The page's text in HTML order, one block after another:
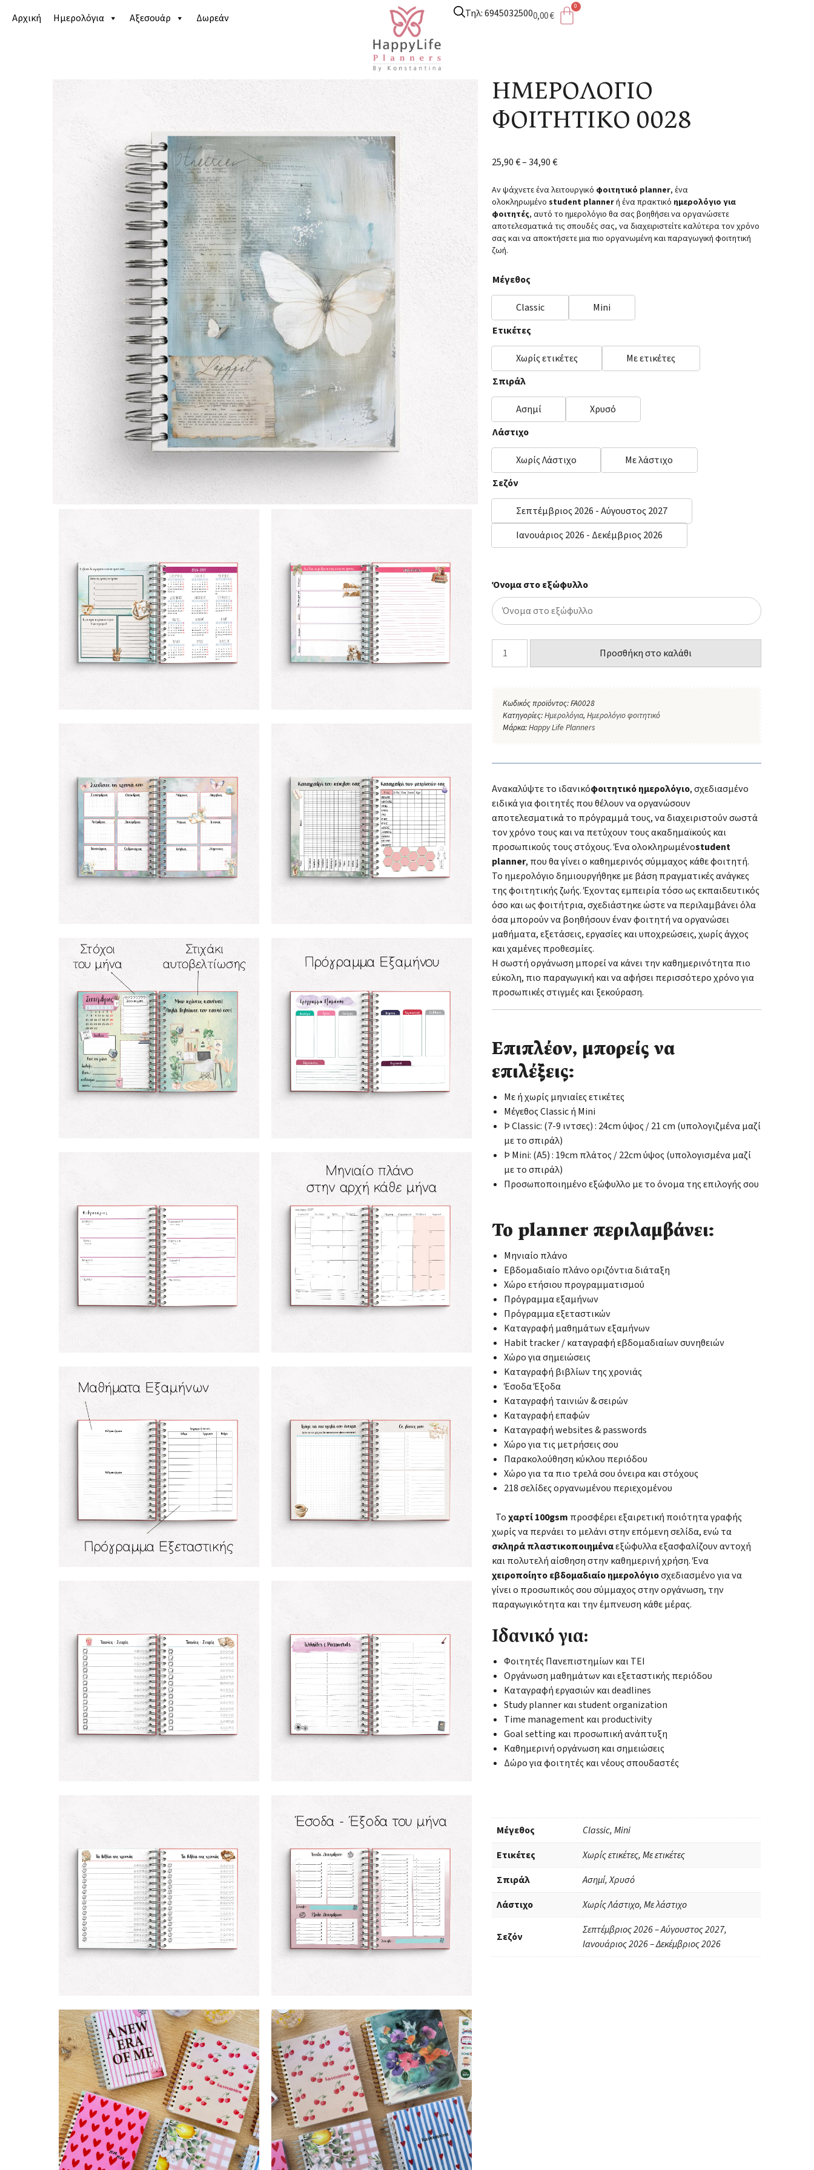
Αρχική Ημερολόγια Αξεσουάρ Δωρεάν Τηλ: 69450325000,00€
Ημερολόγιο φοιτητικό
ΗΜΕΡΟΛΟΓΙΟ
ΦΟΙΤΗΤΙΚΟ 0028
25,90€– 34,90€
Αν ψάχνετε ένα λειτουργικό φοιτητικό planner, ένα
ολοκληρωμένο student plannerή ένα πρακτικό ημερολόγιο για
φοιτητές, αυτό το ημερολόγιο θα σας βοηθήσει να οργανώσετε
αποτελεσματικά τις σπουδές σας, να διαχειριστείτε καλύτερα τον χρόνο
σας και να αποκτήσετε μια πιο οργανωμένη και παραγωγική φοιτητική
ζωή.
Μέγεθος
Classic
Mini
Ετικέτες
Χωρίς ετικέτες
Με ετικέτες
Σπιράλ
Ασημί
Χρυσό
Λάστιχο
Χωρίς Λάστιχο
Με λάστιχο
Σεζόν
Σεπτέμβριος 2026 - Αύγουστος 2027
Ιανουάριος 2026 - Δεκέμβριος 2026
Όνομα στο εξώφυλλο
Προσθήκη στο καλάθι
Κωδικός προϊόντος:FA0028
Κατηγορίες:Ημερολόγια,Ημερολόγιο φοιτητικό
Μάρκα:Happy Life Planners
Ανακαλύψτε το ιδανικόφοιτητικό ημερολόγιο, σχεδιασμένο
ειδικά για φοιτητές που θέλουν να οργανώσουν
αποτελεσματικά το πρόγραμμά τους, να διαχειριστούν σωστά
τον χρόνο τους και να πετύχουν τους ακαδημαϊκούς και
προσωπικούς τους στόχους. Ένα ολοκληρωμένοstudent
planner, που θα γίνει ο καθημερινός σύμμαχος κάθε φοιτητή.
Το ημερολόγιο δημιουργήθηκε με βάση πραγματικές ανάγκες
της φοιτητικής ζωής. Έχοντας εμπειρία τόσο ως εκπαιδευτικός
όσο και ως φοιτήτρια, σχεδιάστηκε ώστε να περιλαμβάνει όλα
όσα μπορούν να βοηθήσουν έναν φοιτητή να οργανώσει
μαθήματα, εξετάσεις, εργασίες και υποχρεώσεις, χωρίς άγχος
και χαμένες προθεσμίες.
Η σωστή οργάνωση μπορεί να κάνει την καθημερινότητα πιο
εύκολη, πιο παραγωγική και να αφήσει περισσότερο χρόνο για
προσωπικές στιγμές και ξεκούραση.
Επιπλέον, μπορείς να
επιλέξεις:
Με ή χωρίς μηνιαίες ετικέτες
Μέγεθος Classic ή Mini
Þ Classic: (7-9 ιντσες) : 24cm ύψος / 21 cm (υπολογιζμένα μαζί
με το σπιράλ)
Þ Mini: (Α5) : 19cm πλάτος / 22cm ύψος (υπολογισμένα μαζί
με το σπιράλ)
Προσωποποιημένο εξώφυλλο με το όνομα της επιλογής σου
Το planner περιλαμβάνει:
Μηνιαίο πλάνο
Εβδομαδιαίο πλάνο οριζόντια διάταξη
Χώρο ετήσιου προγραμματισμού
Πρόγραμμα εξαμήνων
Πρόγραμμα εξεταστικών
Καταγραφή μαθημάτων εξαμήνων
Habit tracker / καταγραφή εβδομαδιαίων συνηθειών
Χώρο για σημειώσεις
Καταγραφή βιβλίων της χρονιάς
Έσοδα Έξοδα
Καταγραφή ταινιών & σειρών
Καταγραφή επαφών
Καταγραφή websites & passwords
Χώρο για τις μετρήσεις σου
Παρακολούθηση κύκλου περιόδου
Χώρο για τα πιο τρελά σου όνειρα και στόχους
218 σελίδες οργανωμένου περιεχομένου
Τοχαρτί 100gsm προσφέρει εξαιρετική ποιότητα γραφής
χωρίς να περνάει το μελάνι στην επόμενη σελίδα, ενώ τα
σκληρά πλαστικοποιημέναεξώφυλλα εξασφαλίζουν αντοχή
και πολυτελή αίσθηση στην καθημερινή χρήση. Ένα
χειροποίητο εβδομαδιαίο ημερολόγιοσχεδιασμένο για να
γίνει ο προσωπικός σου σύμμαχος στην οργάνωση, την
παραγωγικότητα και την έμπνευση κάθε μέρας.
Ιδανικό για:
Φοιτητές Πανεπιστημίων και ΤΕΙ
Οργάνωση μαθημάτων και εξεταστικής περιόδου
Καταγραφή εργασιών και deadlines
Study planner και student organization
Time management και productivity
Goal setting και προσωπική ανάπτυξη
Καθημερινή οργάνωση και σημειώσεις
Δώρο για φοιτητές και νέους σπουδαστές
Μέγεθος
Classic, Mini
Ετικέτες
Χωρίς ετικέτες, Με ετικέτες
Σπιράλ
Ασημί, Χρυσό
Λάστιχο
Χωρίς Λάστιχο, Με λάστιχο
Σεζόν
Σεπτέμβριος 2026 – Αύγουστος 2027,
Ιανουάριος 2026 – Δεκέμβριος 2026